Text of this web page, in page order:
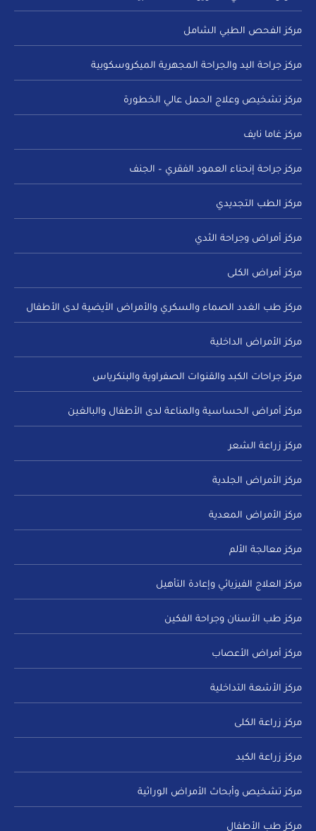
مركز الفحص الطبي الشامل
مركز جراحة اليد والجراحة المجهرية الميكروسكوبية
مركز تشخيص وعلاج الحمل عالي الخطورة
مركز غاما نايف
مركز جراحة إنحناء العمود الفقري – الجنف
مركز الطب التجديدي
مركز أمراض وجراحة الثدي
مركز أمراض الكلى
مركز طب الغدد الصماء والسكري والأمراض الأيضية لدى الأطفال
مركز الأمراض الداخلية
مركز جراحات الكبد والقنوات الصفراوية والبنكرياس
مركز أمراض الحساسية والمناعة لدى الأطفال والبالغين
مركز زراعة الشعر
مركز الأمراض الجلدية
مركز الأمراض المعدية
مركز معالجة الألم
مركز العلاج الفيزيائي وإعادة التأهيل
مركز طب الأسنان وجراحة الفكين
مركز أمراض الأعصاب
مركز الأشعة التداخلية
مركز زراعة الكلى
مركز زراعة الكبد
مركز تشخيص وأبحاث الأمراض الوراثية
مركز طب الأطفال